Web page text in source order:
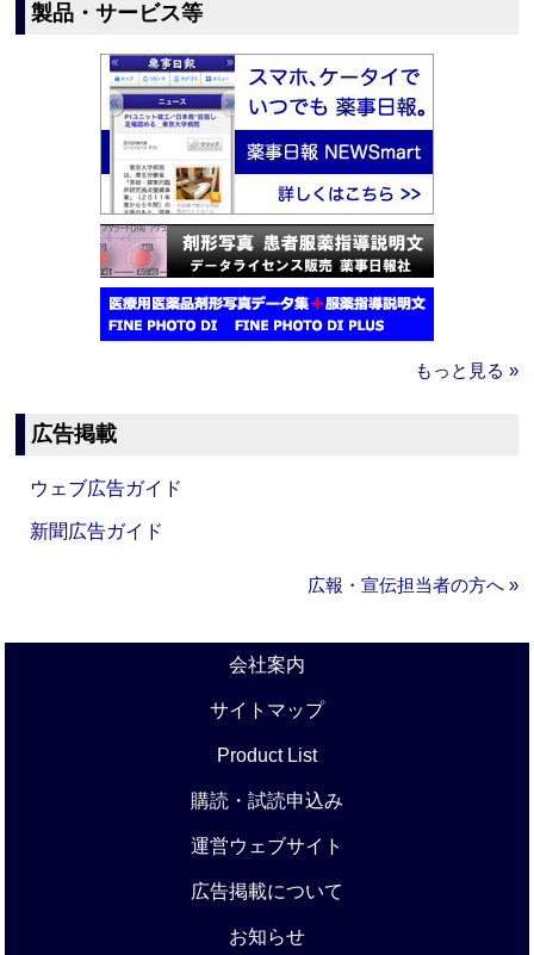
製品・サービス等
もっと見る »
広告掲載
ウェブ広告ガイド
新聞広告ガイド
広報・宣伝担当者の方へ »
会社案内
サイトマップ
Product List
購読・試読申込み
運営ウェブサイト
広告掲載について
お知らせ